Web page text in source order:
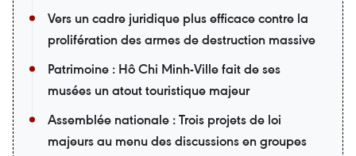
Vers un cadre juridique plus efficace contre la
prolifération des armes de destruction massive
Patrimoine : Hô Chi Minh-Ville fait de ses
musées un atout touristique majeur
Assemblée nationale : Trois projets de loi
majeurs au menu des discussions en groupes